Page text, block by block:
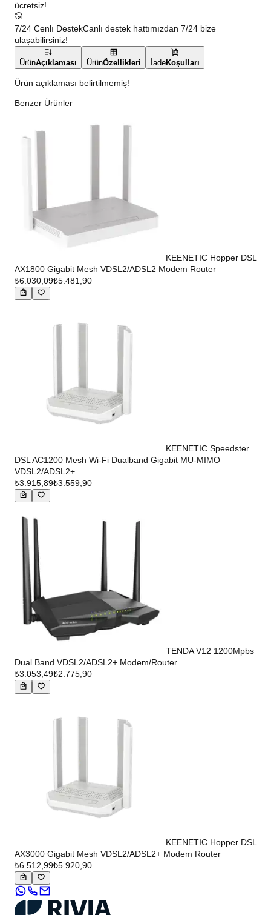
ücretsiz!
7/24 Cenlı DestekCanlı destek hattımızdan 7/24 bize
ulaşabilirsiniz!
ÜrünAçıklaması ÜrünÖzellikleri İadeKoşulları
Ürün açıklaması belirtilmemiş!
Benzer Ürünler
KEENETIC Hopper DSL
AX1800 Gigabit Mesh VDSL2/ADSL2 Modem Router
₺6.030,09₺5.481,90
KEENETIC Speedster
DSL AC1200 Mesh Wi-Fi Dualband Gigabit MU-MIMO
VDSL2/ADSL2+
₺3.915,89₺3.559,90
TENDA V12 1200Mpbs
Dual Band VDSL2/ADSL2+ Modem/Router
₺3.053,49₺2.775,90
KEENETIC Hopper DSL
AX3000 Gigabit Mesh VDSL2/ADSL2+ Modem Router
₺6.512,99₺5.920,90